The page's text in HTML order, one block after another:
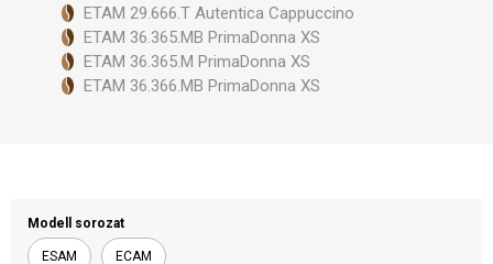
Modell sorozat
ESAM ECAM
ETAM 29.666.T Autentica Cappuccino
ETAM 36.365.MB PrimaDonna XS
ETAM 36.365.M PrimaDonna XS
ETAM 36.366.MB PrimaDonna XS